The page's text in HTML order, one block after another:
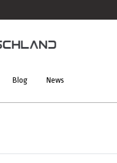
Blog News